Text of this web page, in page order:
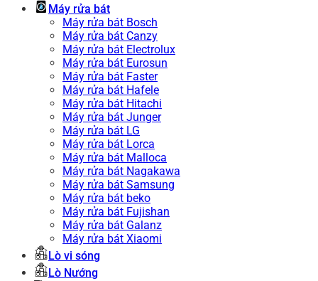
Máy rửa bát
Máy rửa bát Bosch
Máy rửa bát Canzy
Máy rửa bát Electrolux
Máy rửa bát Eurosun
Máy rửa bát Faster
Máy rửa bát Hafele
Máy rửa bát Hitachi
Máy rửa bát Junger
Máy rửa bát LG
Máy rửa bát Lorca
Máy rửa bát Malloca
Máy rửa bát Nagakawa
Máy rửa bát Samsung
Máy rửa bát beko
Máy rửa bát Fujishan
Máy rửa bát Galanz
Máy rửa bát Xiaomi
Lò vi sóng
Lò Nướng